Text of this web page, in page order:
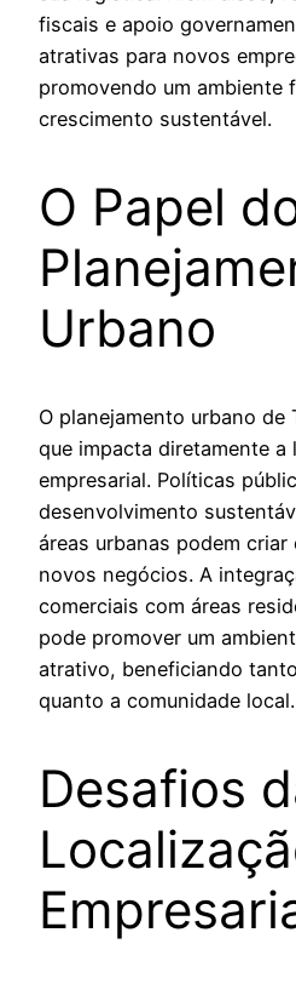
fiscais e apoio
atrativas para novos
promovendo um ambiente
crescimento sustentável.
O Papel
Urbano
O planejamento urbano de
que impacta diretamente a
empresarial. Políticas
desenvolvimento
áreas urbanas podem
novos negócios. A
comerciais com áreas
pode promover um
atrativo, beneficiando
quanto a comunidade local.
Desafios